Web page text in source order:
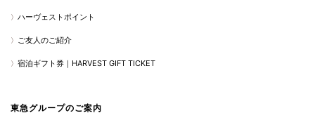
ハーヴェストポイント
ご友人のご紹介
宿泊ギフト券｜HARVEST GIFT TICKET
東急グループのご案内